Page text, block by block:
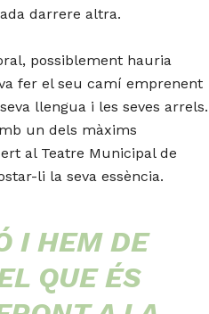
darrere altra.
possiblement hauria
fer el seu camí emprenent
llengua i les seves arrels.
un dels màxims
al Teatre Municipal de
li la seva essència.
I HEM DE
QUE ÉS